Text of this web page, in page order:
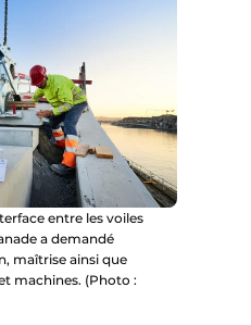
entre les voiles
a demandé
maîtrise ainsi que
machines. (Photo :